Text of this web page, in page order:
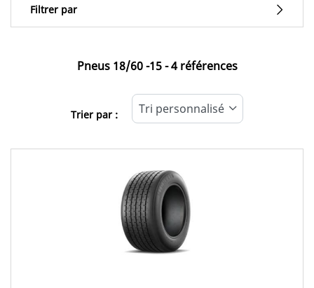
Covering
Filtrer par
Type pneu
Classic racing (4)
Hillclimbing (0)
Pneus ‎18/60 -15 - 4 références
Trier par :